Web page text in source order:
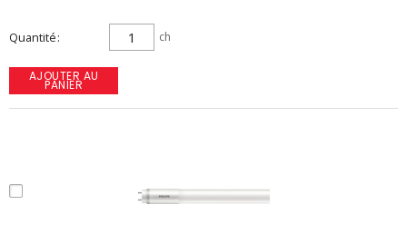
Quantité ch
AJOUTER AU
PANIER